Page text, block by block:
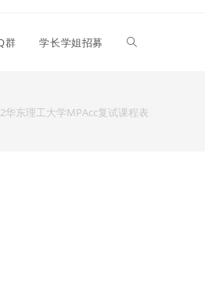
群 学长学姐招募
华东理工大学MPAcc复试课程表